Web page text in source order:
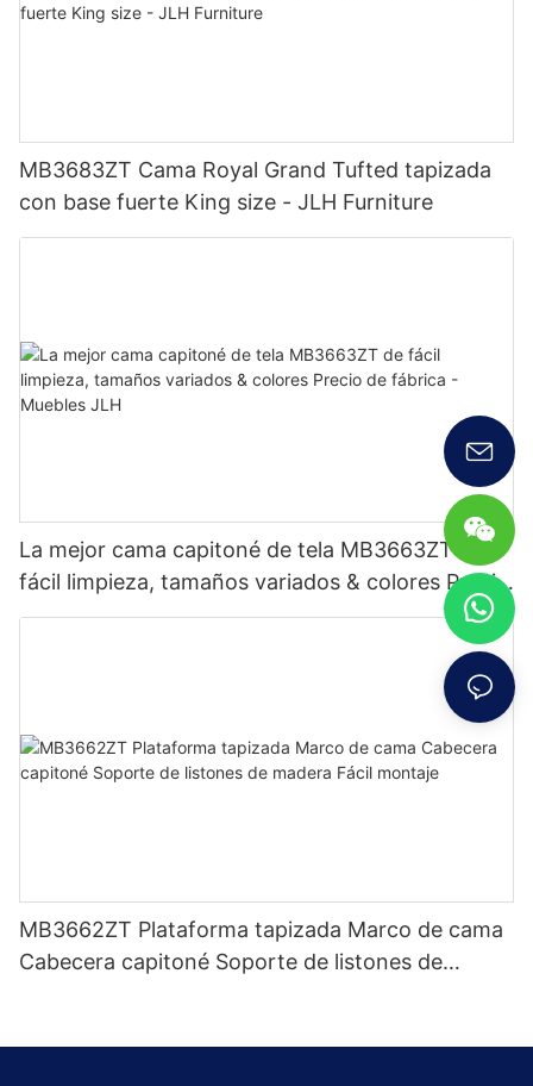
MB3683ZT Cama Royal Grand Tufted tapizada
con base fuerte King size - JLH Furniture
La mejor cama capitoné de tela MB3663ZT de
fácil limpieza, tamaños variados & colores Precio
de fábrica - Muebles JLH
MB3662ZT Plataforma tapizada Marco de cama
Cabecera capitoné Soporte de listones de